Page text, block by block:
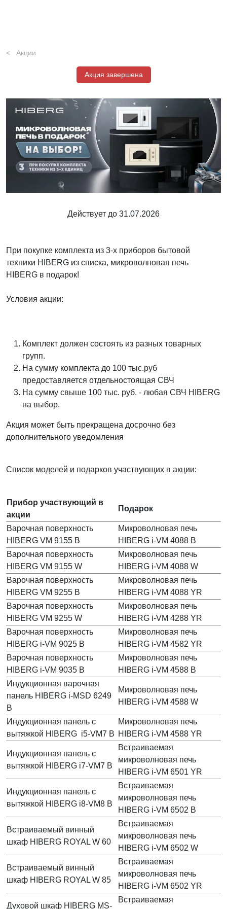
Акции
Акция завершена
Действует до 31.07.2026
При покупке комплекта из 3-х приборов бытовой
техники HIBERG из списка, микроволновая печь
HIBERG в подарок!
Условия акции:
Комплект должен состоять из разных товарных
групп.
На сумму комплекта до 100 тыс.руб
предоставляется отдельностоящая СВЧ
На сумму свыше 100 тыс. руб. - любая СВЧ HIBERG
на выбор.
Акция может быть прекращена досрочно без
дополнительного уведомления
Список моделей и подарков участвующих в акции:
Прибор участвующий в
акции
Подарок
Варочная поверхность
HIBERG VM 9155 B
Микроволновая печь
HIBERG i-VM 4088 B
Варочная поверхность
HIBERG VM 9155 W
Микроволновая печь
HIBERG i-VM 4088 W
Варочная поверхность
HIBERG VM 9255 B
Микроволновая печь
HIBERG i-VM 4088 YR
Варочная поверхность
HIBERG VM 9255 W
Микроволновая печь
HIBERG i-VM 4288 YR
Варочная поверхность
HIBERG i-VM 9025 B
Микроволновая печь
HIBERG i-VM 4582 YR
Варочная поверхность
HIBERG i-VM 9035 B
Микроволновая печь
HIBERG i-VM 4588 B
Индукционная варочная
панель HIBERG i-MSD 6249
B
Микроволновая печь
HIBERG i-VM 4588 W
Индукционная панель с
вытяжкой HIBERG i5-VM7 B
Микроволновая печь
HIBERG i-VM 4588 YR
Индукционная панель с
вытяжкой HIBERG i7-VM7 B
Встраиваемая
микроволновая печь
HIBERG i-VM 6501 YR
Индукционная панель с
вытяжкой HIBERG i8-VM8 B
Встраиваемая
микроволновая печь
HIBERG i-VM 6502 B
Встраиваемый винный
шкаф HIBERG ROYAL W 60
Встраиваемая
микроволновая печь
HIBERG i-VM 6502 W
Встраиваемый винный
шкаф HIBERG ROYAL W 85
Встраиваемая
микроволновая печь
HIBERG i-VM 6502 YR
Духовой шкаф HIBERG MS-
Встраиваемая